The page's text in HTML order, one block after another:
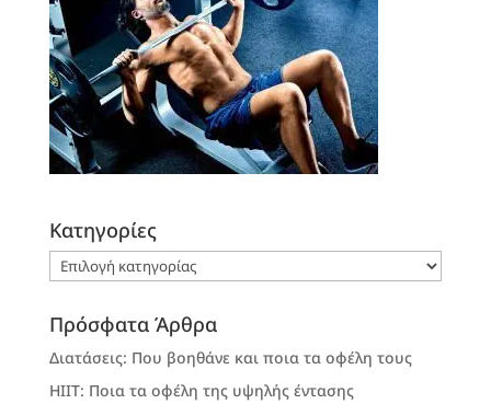
Kατηγορίες
Kατηγορίες
Πρόσφατα Άρθρα
Διατάσεις: Που βοηθάνε και ποια τα οφέλη τους
HIIT: Ποια τα οφέλη της υψηλής έντασης